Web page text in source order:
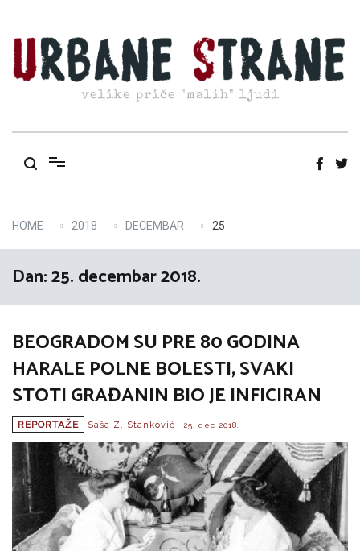
content
velike priče "malih" ljudi
HOME 2018 DECEMBAR 25
Dan:25. decembar 2018.
BEOGRADOM SU PRE 80 GODINA
HARALE POLNE BOLESTI, SVAKI
STOTI GRAĐANIN BIO JE INFICIRAN
REPORTAŽE Saša Z. Stanković 25. dec 2018.